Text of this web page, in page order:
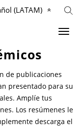
(LATAM)
de publicaciones
presentado para su
Amplíe tus
Los resúmenes le
descarga el